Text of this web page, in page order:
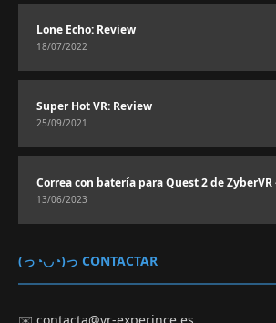
Lone Echo: Review
18/07/2022
Super Hot VR: Review
25/09/2021
Correa con batería para Quest 2 de ZyberVR
13/06/2023
(っ◔◡◔)っ CONTACTAR